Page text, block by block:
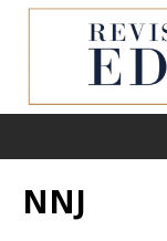
NNJ